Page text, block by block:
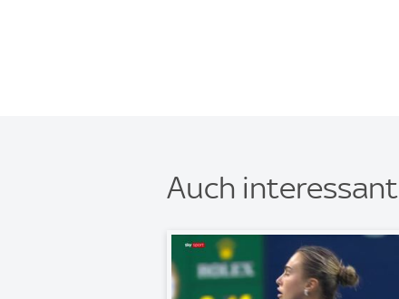
Auch interessant